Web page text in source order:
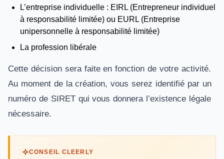
L’entreprise individuelle : EIRL (Entrepreneur individuel
à responsabilité limitée) ou EURL (Entreprise
unipersonnelle à responsabilité limitée)
La profession libérale
Cette décision sera faite en fonction de votre activité.
Au moment de la création, vous serez identifié par un
numéro de SIRET qui vous donnera l’existence légale
nécessaire.
CONSEIL CLEERLY